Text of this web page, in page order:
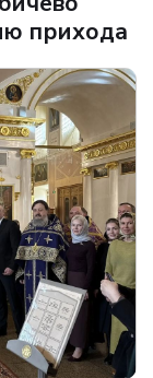
прихода